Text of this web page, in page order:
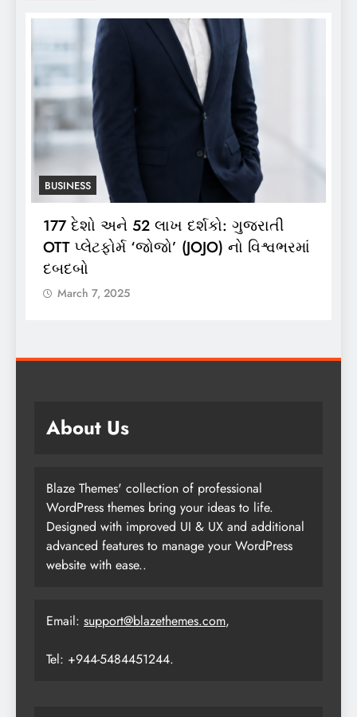
BUSINESS
ભારતગેસ દ્વારા ગ્રાહકો માટે ‘ભારતગેસ
લાઈટ ઝીપ’ 10 કિલો કંપોઝિટ સિલિન્ડરનું
લોન્ચિંગ
March 7, 2025
About Us
Blaze Themes' collection of professional
WordPress themes bring your ideas to life.
Designed with improved UI & UX and additional
advanced features to manage your WordPress
website with ease..
Email: support@blazethemes.com,
Tel: +944-5484451244.